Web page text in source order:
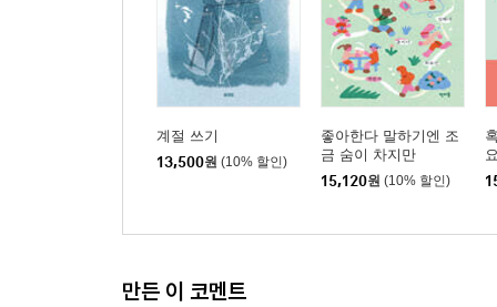
계절 쓰기
13,500원 (10% 할인)
좋아한다 말하기엔 조
금 숨이 차지만
15,120원 (10% 할인)
만든 이 코멘트